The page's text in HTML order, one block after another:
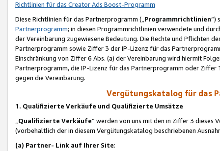
Richtlinien für das Creator Ads Boost-Programm
Diese Richtlinien für das Partnerprogramm („Programmrichtlinien“)
Partnerprogramm; in diesen Programmrichtlinien verwendete und
der Vereinbarung zugewiesene Bedeutung. Die Rechte und Pflichten
Partnerprogramm sowie Ziffer 3 der IP-Lizenz für das
Einschränkung von Ziffer 6 Abs. (a) der Vereinbarung wird hiermit
Partnerprogramm, die IP-Lizenz für das Partnerprogramm oder
gegen die Vereinbarung.
Vergütungskatalog für das
1. Qualifizierte Verkäufe und Qualifizierte Umsätze
Qualifizierte Verkäufe“ werden von uns mit den in Ziffer 3
(vorbehaltlich der in diesem Vergütungskatalog beschriebenen
(a) Partner- Link auf Ihrer Site: